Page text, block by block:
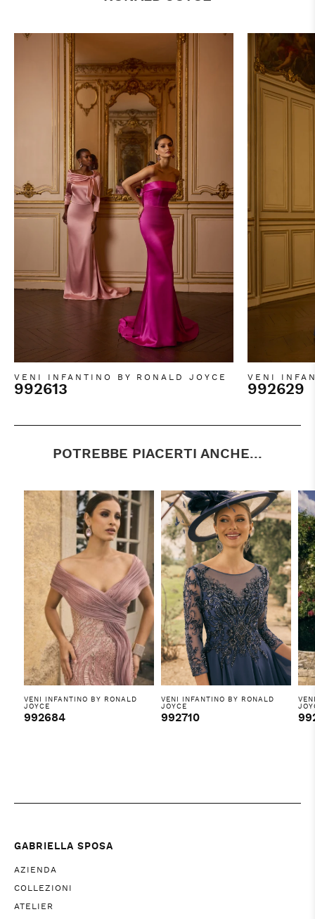
VENI INFANTINO BY RONALD JOYCE
992613
VENI
992629
POTREBBE PIACERTI ANCHE...
VENI INFANTINO BY RONALD
JOYCE
992684
VENI INFANTINO BY RONALD
JOYCE
992710
GABRIELLA SPOSA
AZIENDA
COLLEZIONI
ATELIER